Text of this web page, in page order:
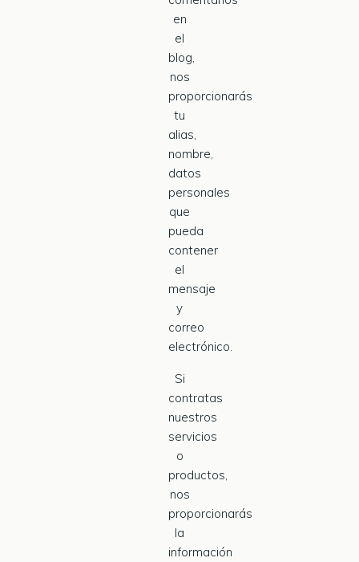
en
el
blog,
nos
proporcionarás
tu
alias,
nombre,
datos
personales
que
pueda
contener
el
mensaje
y
correo
electrónico.
Si
contratas
nuestros
servicios
o
productos,
nos
proporcionarás
la
información